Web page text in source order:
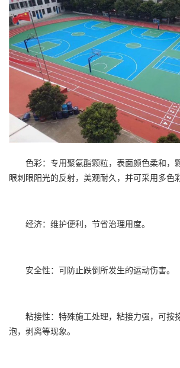
色彩：专用聚氨酯颗粒，表面颜色柔和，
眼刺眼阳光的反射，美观耐久，并可采用多色
经济：维护便利，节省治理用度。
安全性：可防止跌倒所发生的运动伤害。
粘接性：特殊施工处理，粘接力强，可按
泡，剥离等现象。